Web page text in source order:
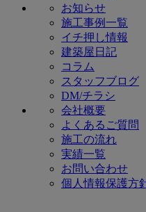
お知らせ
施工事例一覧
イチ押し情報
建築屋日記
コラム
スタッフブログ
DM/チラシ
会社概要
よくあるご質問
施工の流れ
実績一覧
お問い合わせ
個人情報保護方